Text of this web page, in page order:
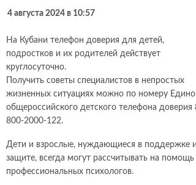
4 августа 2024 в 10:57
На Кубани телефон доверия для детей,
подростков и их родителей действует
круглосуточно.
Получить советы специалистов в непростых
жизненных ситуациях можно по номеру
общероссийского детского телефона доверия
800-2000-122.
Дети и взрослые, нуждающиеся в поддержке и
защите, всегда могут рассчитывать на помощь
профессиональных психологов.